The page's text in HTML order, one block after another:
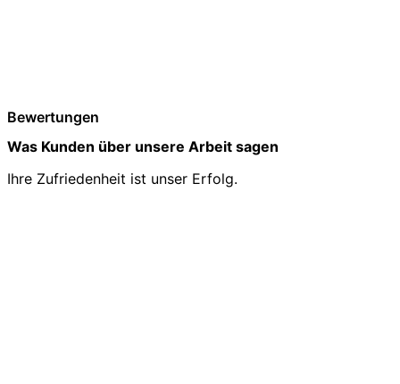
Bewertungen
Was Kunden über unsere Arbeit sagen
Ihre Zufriedenheit ist unser Erfolg.